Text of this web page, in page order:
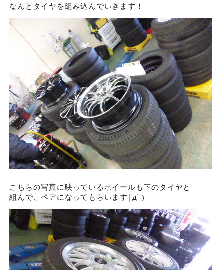
なんとタイヤを組み込んでいきます！
こちらの写真に映っているホイールも下のタイヤと
組んで、ペアになってもらいます|дﾟ)